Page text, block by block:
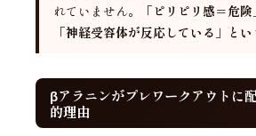
れていません。
「ピリピリ感＝危険
「神経受容体が反応している」とい
βアラニンがプレワークアウトに
的理由